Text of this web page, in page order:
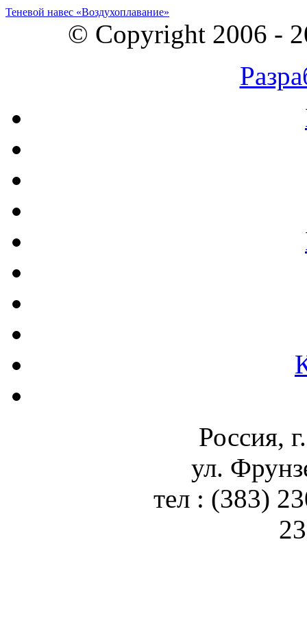
Теневой навес «Воздухоплавание»
© Copyright 2006 -
Россия,
ул.
тел : (383)